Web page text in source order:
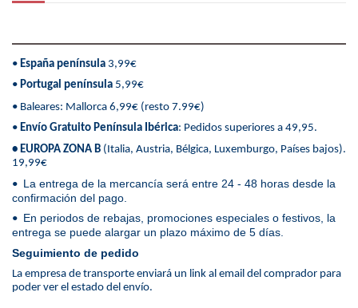
• España península 3,99€
• Portugal península 5,99€
• Baleares: Mallorca 6,99€ (resto 7.99€)
• Envío Gratuito Península Ibérica: Pedidos superiores a 49,95.
• EUROPA ZONA B (Italia, Austria, Bélgica, Luxemburgo, Países bajos).
19,99€
• La entrega de la mercancía será entre 24 - 48 horas desde la
confirmación del pago.
• En periodos de rebajas, promociones especiales o festivos, la
entrega se puede alargar un plazo máximo de 5 días.
Seguimiento de pedido
La empresa de transporte enviará un link al email del comprador para
poder ver el estado del envío.